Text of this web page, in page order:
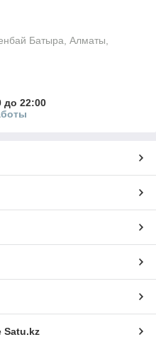
Батыра, Алматы,
до 22:00
Satu.kz